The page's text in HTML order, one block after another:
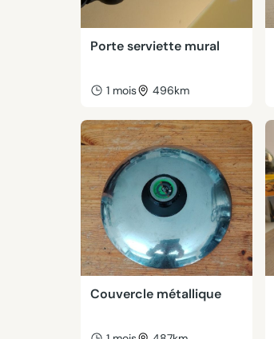
Porte serviette mural
1 mois 496km
Couvercle métallique